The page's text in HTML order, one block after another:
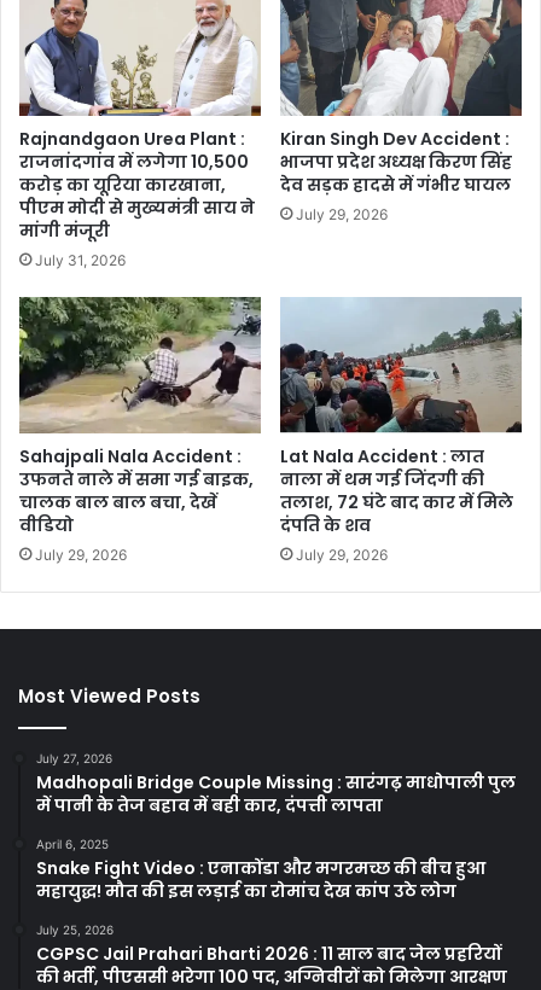
Rajnandgaon Urea Plant :
राजनांदगांव में लगेगा 10,500
करोड़ का यूरिया कारखाना,
पीएम मोदी से मुख्यमंत्री साय ने
मांगी मंजूरी
July 31, 2026
Kiran Singh Dev Accident :
भाजपा प्रदेश अध्यक्ष किरण सिंह
देव सड़क हादसे में गंभीर घायल
July 29, 2026
Sahajpali Nala Accident :
उफनते नाले में समा गई बाइक,
चालक बाल बाल बचा, देखें
वीडियो
July 29, 2026
Lat Nala Accident : लात
नाला में थम गई जिंदगी की
तलाश, 72 घंटे बाद कार में मिले
दंपति के शव
July 29, 2026
Most Viewed Posts
July 27, 2026
Madhopali Bridge Couple Missing : सारंगढ़ माधोपाली पुल
में पानी के तेज बहाव में बही कार, दंपत्ती लापता
April 6, 2025
Snake Fight Video : एनाकोंडा और मगरमच्छ की बीच हुआ
महायुद्ध! मौत की इस लड़ाई का रोमांच देख कांप उठे लोग
July 25, 2026
CGPSC Jail Prahari Bharti 2026 : 11 साल बाद जेल प्रहरियों
की भर्ती, पीएससी भरेगा 100 पद, अग्निवीरों को मिलेगा आरक्षण